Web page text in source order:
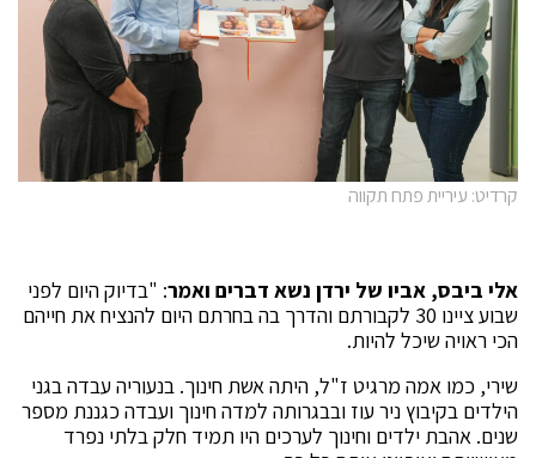
קרדיט: עיריית פתח תקווה
אלי ביבס, אביו של ירדן נשא דברים ואמר: "בדיוק היום לפני
שבוע ציינו 30 לקבורתם והדרך בה בחרתם היום להנציח את חייהם
הכי ראויה שיכל להיות.
שירי, כמו אמה מרגיט ז"ל, היתה אשת חינוך. בנעוריה עבדה בגני
הילדים בקיבוץ ניר עוז ובבגרותה למדה חינוך ועבדה כגננת מספר
שנים. אהבת ילדים וחינוך לערכים היו תמיד חלק בלתי נפרד